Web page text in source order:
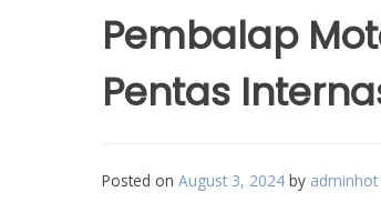
Pembalap
Pentas
Posted on August 3, 2024 by adminhot